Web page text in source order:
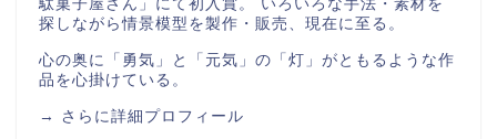
駄菓子屋さん」にて初入賞。 いろいろな手法・素材を
探しながら情景模型を製作・販売、現在に至る。
心の奥に「勇気」と「元気」の「灯」がともるような作
品を心掛けている。
→ さらに詳細プロフィール